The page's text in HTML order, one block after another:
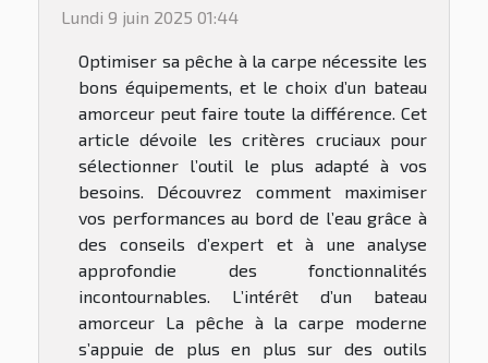
Lundi 9 juin 2025 01:44
Optimiser sa pêche à la carpe nécessite les
bons équipements, et le choix d’un bateau
amorceur peut faire toute la différence. Cet
article dévoile les critères cruciaux pour
sélectionner l’outil le plus adapté à vos
besoins. Découvrez comment maximiser
vos performances au bord de l’eau grâce à
des conseils d’expert et à une analyse
approfondie des fonctionnalités
incontournables. L’intérêt d’un bateau
amorceur La pêche à la carpe moderne
s’appuie de plus en plus sur des outils